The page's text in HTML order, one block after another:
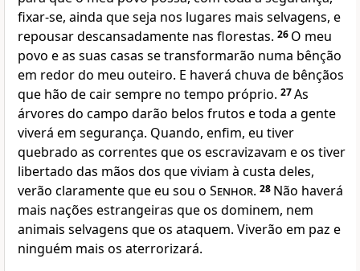
fixar-se, ainda que seja nos lugares mais selvagens, e
repousar descansadamente nas florestas. 26 O meu
povo e as suas casas se transformarão numa bênção
em redor do meu outeiro. E haverá chuva de bênçãos
que hão de cair sempre no tempo próprio. 27As
árvores do campo darão belos frutos e toda a gente
viverá em segurança. Quando, enfim, eu tiver
quebrado as correntes que os escravizavam e os tiver
libertado das mãos dos que viviam à custa deles,
verão claramente que eu sou o Senhor. 28 Não haverá
mais nações estrangeiras que os dominem, nem
animais selvagens que os ataquem. Viverão em paz e
ninguém mais os aterrorizará.